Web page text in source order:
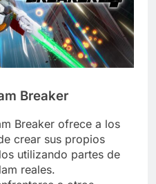
Breaker
Breaker ofrece a los
crear sus propios
utilizando partes de
reales.